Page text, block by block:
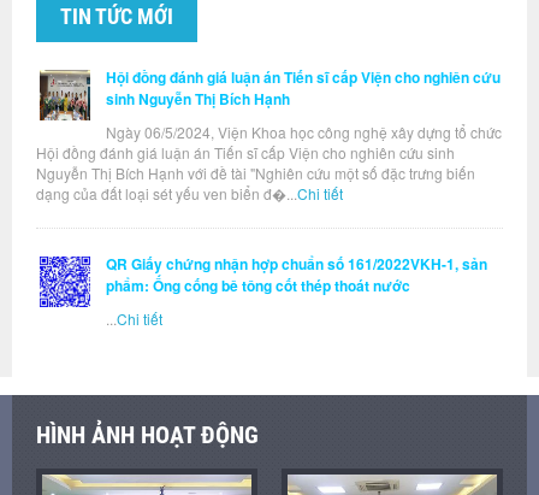
TIN TỨC MỚI
Hội đồng đánh giá luận án Tiến sĩ cấp Viện cho nghiên cứu
sinh Nguyễn Thị Bích Hạnh
Ngày 06/5/2024, Viện Khoa học công nghệ xây dựng tổ chức
Hội đồng đánh giá luận án Tiến sĩ cấp Viện cho nghiên cứu sinh
Nguyễn Thị Bích Hạnh với đề tài "Nghiên cứu một số đặc trưng biến
dạng của đất loại sét yếu ven biển đ�... Chi tiết
QR Giấy chứng nhận hợp chuẩn số 161/2022VKH-1, sản
phẩm: Ống cống bê tông cốt thép thoát nước
Chi tiết
HÌNH ẢNH HOẠT ĐỘNG